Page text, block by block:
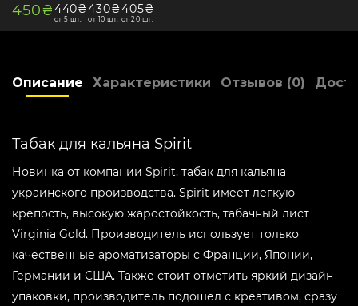
Мята -
Склад -
1
450₴440₴
от 5 шт.
430₴
от 10 шт.
405₴
от 20 шт.
Описание Характеристики Отзывов (0)
Табак для кальяна Spirit
Новинка от компании Spirit, табак для кальяна
украинского производства. Spirit имеет легкую
крепость, высокую жаростойкость, табачный лист
Virginia Gold. Производитель использует только
качественные ароматизаторы с Франции, Японии,
Германии и США. Также стоит отметить яркий дизайн
упаковки, производитель подошел с креативом, сразу